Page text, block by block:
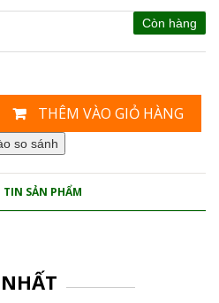
Còn hàng
THÊM VÀO GIỎ HÀNG
TIN SẢN PHẨM